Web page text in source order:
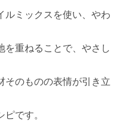
ルミックスを使い、やわ
を重ねることで、やさし
そのものの表情が引き立
です。